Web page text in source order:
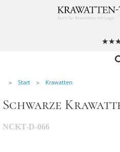
Alle Accessoires
Stoffmasken
Start Krawatten
Schwarze
NCKT-D-066